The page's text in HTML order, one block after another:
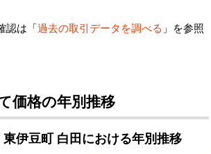
認は「過去の取引データを調べる 」を参照
価格の年別推移
伊豆町 白田における年別推移